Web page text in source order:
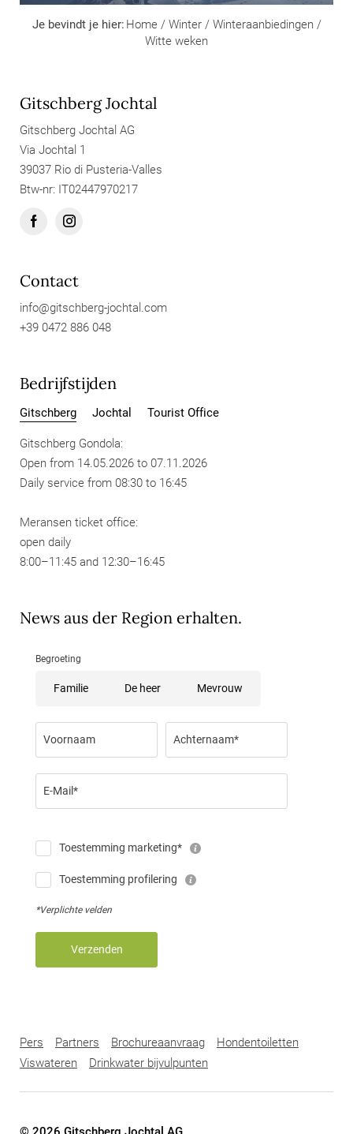
Je bevindt je hier: Home / Winter / Winteraanbiedingen /
Witte weken
Gitschberg Jochtal
Gitschberg Jochtal AG
Via Jochtal 1
39037 Rio di Pusteria-Valles
Btw-nr: IT02447970217
Contact
info@gitschberg-jochtal. com
+39 0472 886 048
Bedrijfstijden
Gitschberg Jochtal Tourist Office
Gitschberg Gondola:
Open from 14.05.2026 to 07.11.2026
Daily service from 08:30 to 16:45
Meransen ticket office:
open daily
8:00–11:45 and 12:30–16:45
News aus der Region erhalten.
Begroeting
Familie De heer Mevrouw
Voornaam Achternaam*
E-Mail*
Toestemming marketing*
Toestemming profilering
*Verplichte velden
Verzenden
Pers Partners Brochureaanvraag
Hondentoiletten
Viswateren
Drinkwater bijvulpunten